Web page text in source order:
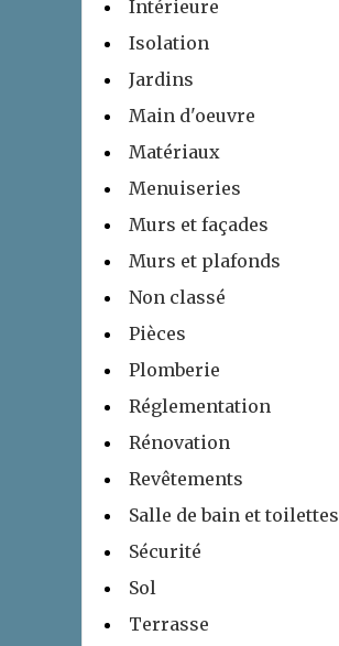
Intérieure
Isolation
Jardins
Main d'oeuvre
Matériaux
Menuiseries
Murs et façades
Murs et plafonds
Non classé
Pièces
Plomberie
Réglementation
Rénovation
Revêtements
Salle de bain et toilettes
Sécurité
Sol
Terrasse